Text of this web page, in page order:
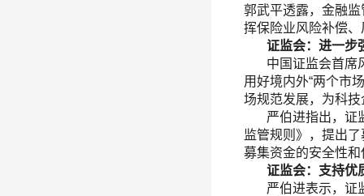
郭武平透露，金融
挥保险业风险补偿
证监会：进一步
中国证监会首席风
用好境内外“两个市
场规范发展，为科
严伯进指出，证监
监管规则》，提出
募集资金的安全性
证监会：支持优
严伯进表示，证监